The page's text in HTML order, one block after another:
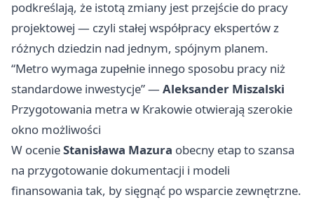
podkreślają, że istotą zmiany jest przejście do pracy
projektowej — czyli stałej współpracy ekspertów z
różnych dziedzin nad jednym, spójnym planem.
“Metro wymaga zupełnie innego sposobu pracy niż
standardowe inwestycje” — Aleksander Miszalski
Przygotowania metra w Krakowie otwierają szerokie
okno możliwości
W ocenieStanisława Mazura obecny etap to szansa
na przygotowanie dokumentacji i modeli
finansowania tak, by sięgnąć po wsparcie zewnętrzne.